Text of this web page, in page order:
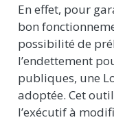
En effet, pour
bon
possibilité de
l’endettement
publiques, une
adoptée. Cet
l’exécutif à